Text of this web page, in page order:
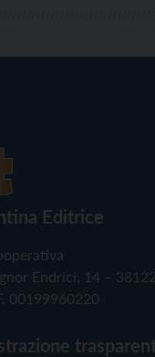
Editrice
Endrici, 14 –
00199960220